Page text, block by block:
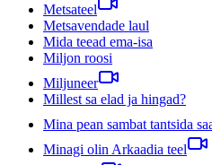
Metsateel
Metsavendade laul
Mida teead ema-isa
Miljon roosi
Miljuneer
Millest sa elad ja hingad?
Mina pean sambat tantsida
Minagi olin Arkaadia teel